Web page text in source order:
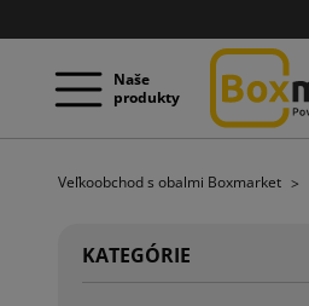
Naše
produkty
Veľkoobchod s obalmi Boxmarket
KATEGÓRIE